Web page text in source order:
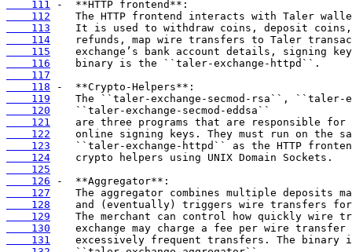
    111
    112
    113
    114
    115
    116
    117
    118
    119
    120
    121
    122
    123
    124
    125
    126
    127
    128
    129
    130
    131